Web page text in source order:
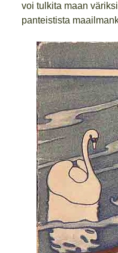
voi tulkita maan
panteistista